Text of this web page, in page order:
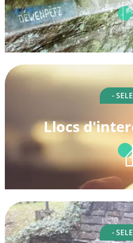
-
Llocs
-